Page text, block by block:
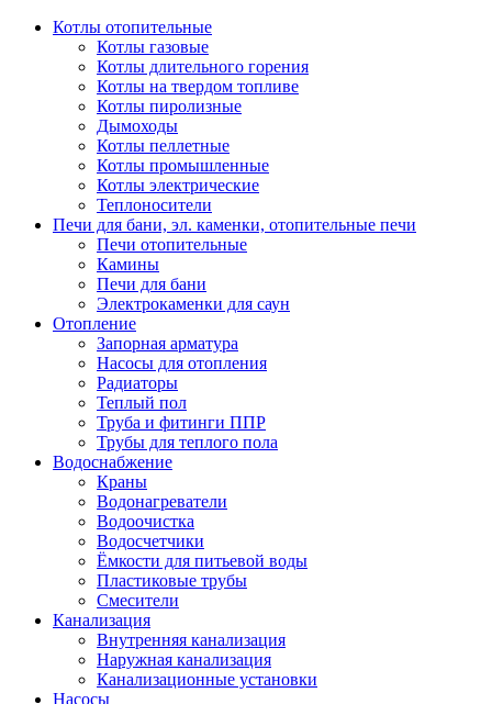
Котлы отопительные
Котлы газовые
Котлы длительного горения
Котлы на твердом топливе
Котлы пиролизные
Дымоходы
Котлы пеллетные
Котлы промышленные
Котлы электрические
Теплоносители
Печи для бани, эл. каменки, отопительные печи
Печи отопительные
Камины
Печи для бани
Электрокаменки для саун
Отопление
Запорная арматура
Насосы для отопления
Радиаторы
Теплый пол
Труба и фитинги ППР
Трубы для теплого пола
Водоснабжение
Краны
Водонагреватели
Водоочистка
Водосчетчики
Ёмкости для питьевой воды
Пластиковые трубы
Смесители
Канализация
Внутренняя канализация
Наружная канализация
Канализационные установки
Насосы